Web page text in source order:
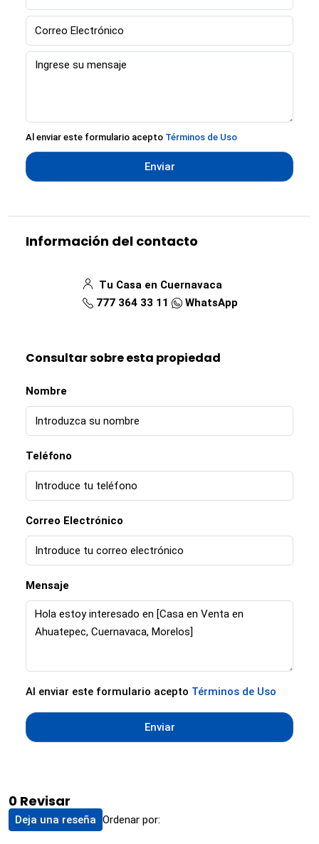
Al enviar este formulario acepto Términos de Uso
Enviar
Información del contacto
Tu Casa en Cuernavaca
777 364 33 11
WhatsApp
Consultar sobre esta propiedad
Nombre
Teléfono
Correo Electrónico
Mensaje
Al enviar este formulario acepto Términos de Uso
Enviar
0 Revisar
Ordenar por:
Deja una reseña